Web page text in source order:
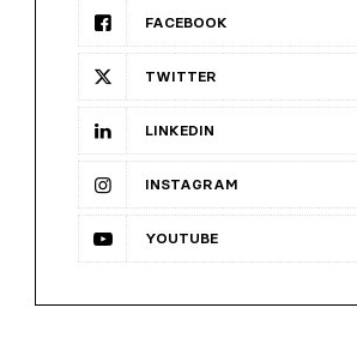
FACEBOOK
TWITTER
LINKEDIN
INSTAGRAM
YOUTUBE